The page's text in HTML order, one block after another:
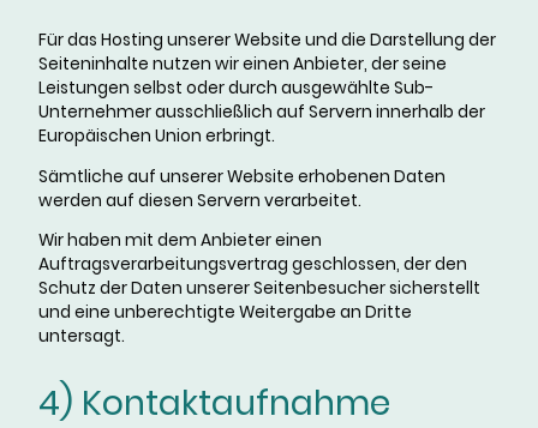
Für das Hosting unserer Website und die Darstellung der
Seiteninhalte nutzen wir einen Anbieter, der seine
Leistungen selbst oder durch ausgewählte Sub-
Unternehmer ausschließlich auf Servern innerhalb der
Europäischen Union erbringt.
Sämtliche auf unserer Website erhobenen Daten
werden auf diesen Servern verarbeitet.
Wir haben mit dem Anbieter einen
Auftragsverarbeitungsvertrag geschlossen, der den
Schutz der Daten unserer Seitenbesucher sicherstellt
und eine unberechtigte Weitergabe an Dritte
untersagt.
4) Kontaktaufnahme